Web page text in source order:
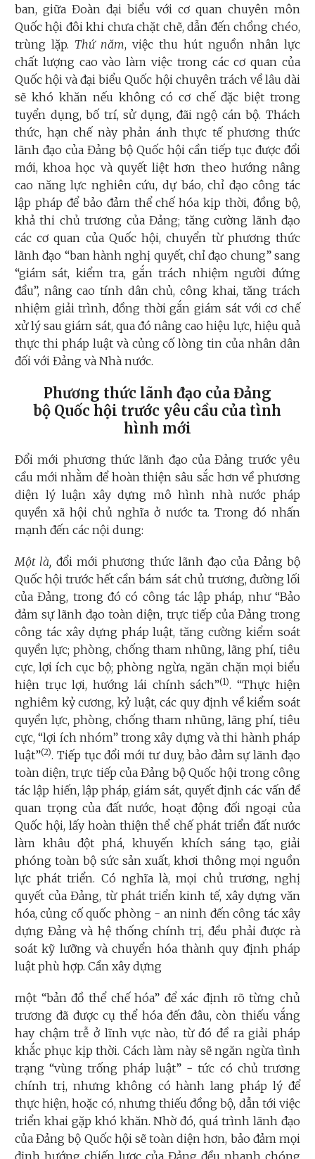
ban, giữa Đoàn đại biểu với cơ quan chuyên môn
Quốc hội đôi khi chưa chặt chẽ, dẫn đến chồng chéo,
trùng lặp. Thứ năm, việc thu hút nguồn nhân lực
chất lượng cao vào làm việc trong các cơ quan của
Quốc hội và đại biểu Quốc hội chuyên trách về lâu dài
sẽ khó khăn nếu không có cơ chế đặc biệt trong
tuyển dụng, bố trí, sử dụng, đãi ngộ cán bộ. Thách
thức, hạn chế này phản ánh thực tế phương thức
lãnh đạo của Đảng bộ Quốc hội cần tiếp tục được đổi
mới, khoa học và quyết liệt hơn theo hướng nâng
cao năng lực nghiên cứu, dự báo, chỉ đạo công tác
lập pháp để bảo đảm thể chế hóa kịp thời, đồng bộ,
khả thi chủ trương của Đảng; tăng cường lãnh đạo
các cơ quan của Quốc hội, chuyển từ phương thức
lãnh đạo “ban hành nghị quyết, chỉ đạo chung” sang
“giám sát, kiểm tra, gắn trách nhiệm người đứng
đầu”, nâng cao tính dân chủ, công khai, tăng trách
nhiệm giải trình, đồng thời gắn giám sát với cơ chế
xử lý sau giám sát, qua đó nâng cao hiệu lực, hiệu quả
thực thi pháp luật và củng cố lòng tin của nhân dân
đối với Đảng và Nhà nước.
Phương thức lãnh đạo của Đảng
bộ Quốc hội trước yêu cầu của tình
hình mới
Đổi mới phương thức lãnh đạo của Đảng trước yêu
cầu mới nhằm để hoàn thiện sâu sắc hơn về phương
diện lý luận xây dựng mô hình nhà nước pháp
quyền xã hội chủ nghĩa ở nước ta. Trong đó nhấn
mạnh đến các nội dung:
Một là, đổi mới phương thức lãnh đạo của Đảng bộ
Quốc hội trước hết cần bám sát chủ trương, đường lối
của Đảng, trong đó có công tác lập pháp, như “Bảo
đảm sự lãnh đạo toàn diện, trực tiếp của Đảng trong
công tác xây dựng pháp luật, tăng cường kiểm soát
quyền lực; phòng, chống tham nhũng, lãng phí, tiêu
cực, lợi ích cục bộ; phòng ngừa, ngăn chặn mọi biểu
hiện trục lợi, hướng lái chính sách”(1). “Thực hiện
nghiêm kỷ cương, kỷ luật, các quy định về kiểm soát
quyền lực, phòng, chống tham nhũng, lãng phí, tiêu
cực, “lợi ích nhóm” trong xây dựng và thi hành pháp
luật”(2). Tiếp tục đổi mới tư duy, bảo đảm sự lãnh đạo
toàn diện, trực tiếp của Đảng bộ Quốc hội trong công
tác lập hiến, lập pháp, giám sát, quyết định các vấn đề
quan trọng của đất nước, hoạt động đối ngoại của
Quốc hội, lấy hoàn thiện thể chế phát triển đất nước
làm khâu đột phá, khuyến khích sáng tạo, giải
phóng toàn bộ sức sản xuất, khơi thông mọi nguồn
lực phát triển. Có nghĩa là, mọi chủ trương, nghị
quyết của Đảng, từ phát triển kinh tế, xây dựng văn
hóa, củng cố quốc phòng - an ninh đến công tác xây
dựng Đảng và hệ thống chính trị, đều phải được rà
soát kỹ lưỡng và chuyển hóa thành quy định pháp
luật phù hợp. Cần xây dựng
một “bản đồ thể chế hóa” để xác định rõ từng chủ
trương đã được cụ thể hóa đến đâu, còn thiếu vắng
hay chậm trễ ở lĩnh vực nào, từ đó đề ra giải pháp
khắc phục kịp thời. Cách làm này sẽ ngăn ngừa tình
trạng “vùng trống pháp luật” - tức có chủ trương
chính trị, nhưng không có hành lang pháp lý để
thực hiện, hoặc có, nhưng thiếu đồng bộ, dẫn tới việc
triển khai gặp khó khăn. Nhờ đó, quá trình lãnh đạo
của Đảng bộ Quốc hội sẽ toàn diện hơn, bảo đảm mọi